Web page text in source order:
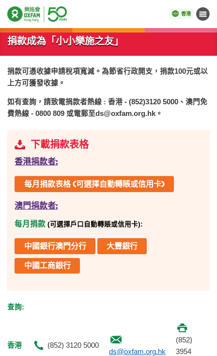
香港 目錄
開始主要內容
捐款成為「小小樂施之友」
捐款可憑收據申請稅項寬減。為節省行政開支，捐款100元或以
上方可獲發收據。
如有查詢，請致電捐款者熱線 : 香港 - (852)3120 5000 、澳門免
費熱線 - 0800 809 或電郵至ds@oxfam.org.hk 。
下載捐款表格
香港捐款者:
每月捐款表格 (可選擇自動轉賬或信用卡)
澳門捐款者:
每月捐款 (可選擇戶口自動轉賬或信用卡):
中國銀行澳門分行 大豐銀行
中國工商銀行
查詢:
香港
(852) 3120 5000
ds@oxfam.org.hk
(852)
3954